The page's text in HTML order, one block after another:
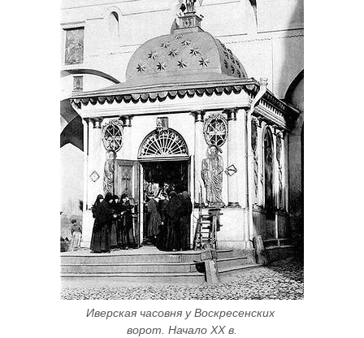
Иверская часовня у Воскресенских
ворот. Начало ХХ в.